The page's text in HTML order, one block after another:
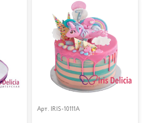
Арт. IRIS-10111A